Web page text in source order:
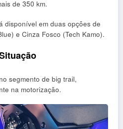
de 350 km.
disponível em duas opções de
e Cinza Fosco (Tech Kamo).
segmento de big trail,
na motorização.